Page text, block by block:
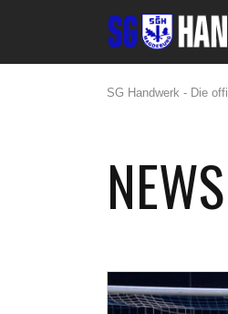
SG Handwerk - Die
NEWS